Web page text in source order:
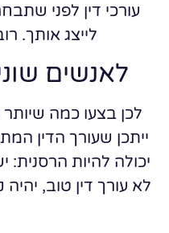
עורכי דין לפני
לייצג אותך.
לאנשים
לכן בצעו כמה
ייתכן שעורך הדין
יכולה להיות
לא עורך דין טוב,